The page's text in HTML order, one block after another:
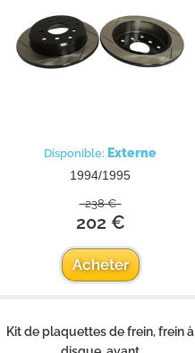
Disponible: Externe
1994/1995
238 €
202 €
Acheter
Kit de plaquettes de frein, frein à